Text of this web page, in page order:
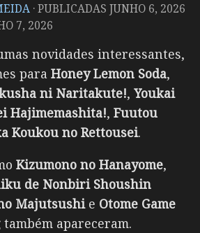
· PUBLICADAS JUNHO 6, 2026
7, 2026
novidades interessantes,
para Honey Lemon Soda,
ni Naritakute!, Youkai
Hajimemashita!, Fuutou
Koukou no Rettousei.
Kizumono no Hanayome,
de Nonbiri Shoushin
Majutsushie Otome Game
também apareceram.